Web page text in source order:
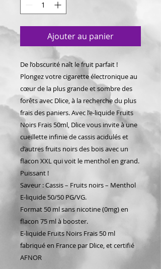
Ajouter au panier
De l’obscurité naît le fruit parfait !
Plongez votre cigarette électronique au
cœur de la plus grande et sombre des
forêts avec Dlice, à la recherche du plus
frais des paniers. Avec l’e-liquide Fruits
Noirs Frais 50ml, Dlice vous invite à une
cueillette infinie de cassis acidulés et
d’autres fruits noirs des bois avec un
flacon XXL qui voit le menthol en grand.
Puissant !
Saveur : Cassis – Fruits noirs – Menthol
E-liquide 50/50 PG/VG.
Format 50 ml sans nicotine (0mg) en
flacon 75 ml à booster.
E-liquide Fruits Noirs Frais 50 ml
fabriqué en France par Dlice, et certifié
AFNOR